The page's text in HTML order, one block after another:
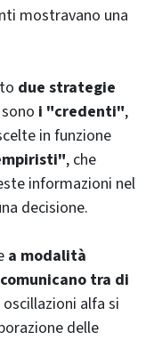
mostravano una
due strategie
i "credenti",
in funzione
, che
informazioni nel
decisione.
a modalità
tra di
alfa si
delle